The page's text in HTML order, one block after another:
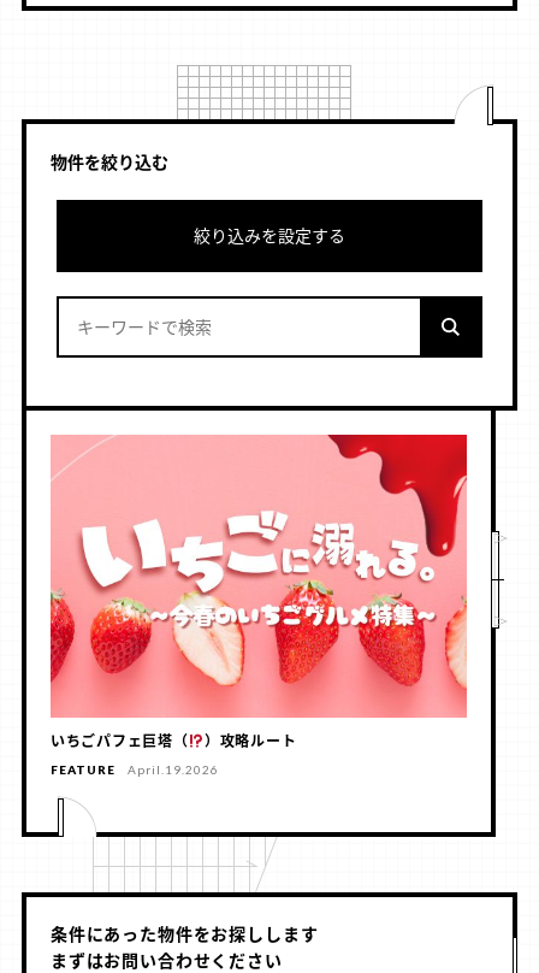
物件を絞り込む
絞り込みを設定する
いちごパフェ巨塔（ ）攻略ルート
FEATURE April.19.2026
条件にあった物件をお探しします
まずはお問い合わせください